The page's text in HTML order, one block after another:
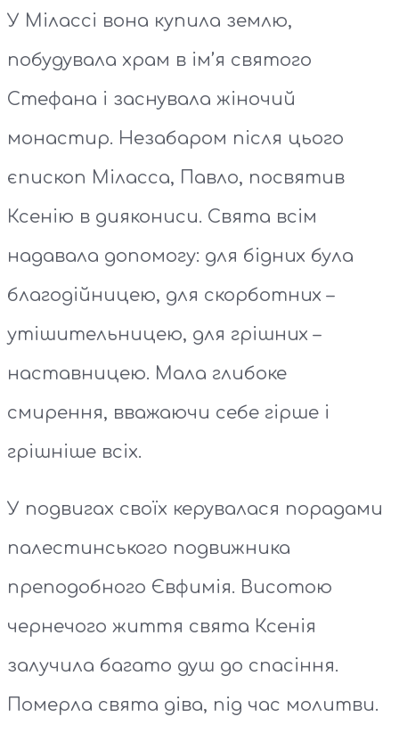
У Мілассі вона купила землю,
побудувала храм в ім’я святого
Стефана і заснувала жіночий
монастир. Незабаром після цього
єпископ Міласса, Павло, посвятив
Ксенію в диякониси. Свята всім
надавала допомогу: для бідних була
благодійницею, для скорботних –
утішительницею, для грішних –
наставницею. Мала глибоке
смирення, вважаючи себе гірше і
грішніше всіх.
У подвигах своїх керувалася порадами
палестинського подвижника
преподобного Євфимія. Висотою
чернечого життя свята Ксенія
залучила багато душ до спасіння.
Померла свята діва, під час молитви.